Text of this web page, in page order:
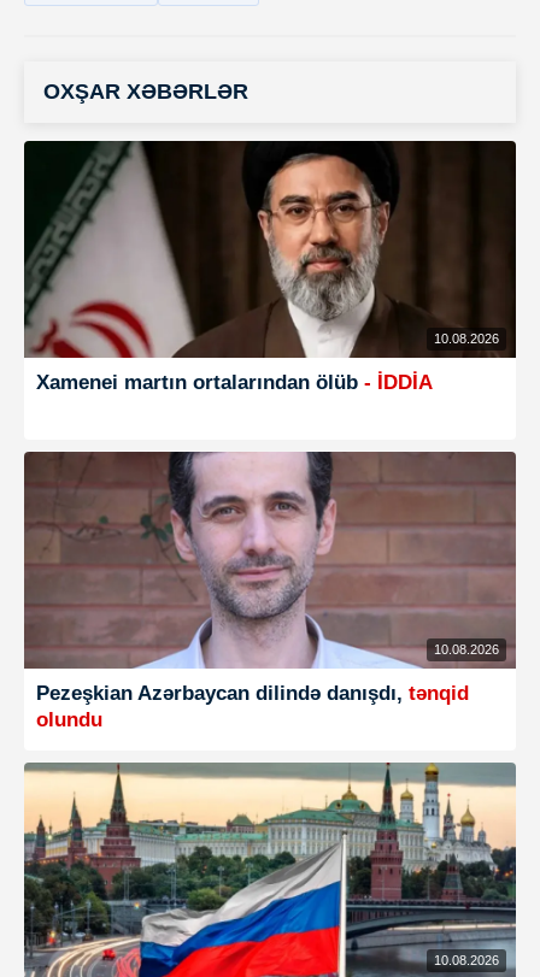
OXŞAR XƏBƏRLƏR
10.08.2026
Xamenei martın ortalarından ölüb - İDDİA
10.08.2026
Pezeşkian Azərbaycan dilində danışdı, tənqid
olundu
10.08.2026